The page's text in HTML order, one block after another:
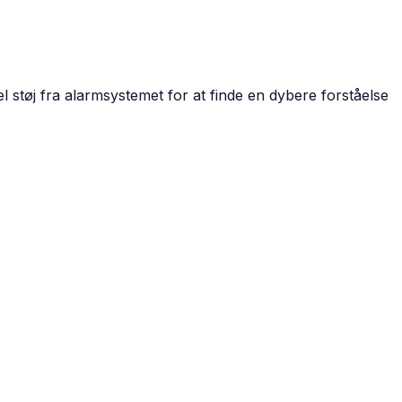
fra alarmsystemet for at finde en dybere forståelse